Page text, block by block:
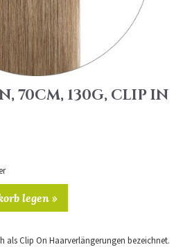
70CM, 130G, CLIP IN
legen »
als Clip On Haarverlängerungen bezeichnet.